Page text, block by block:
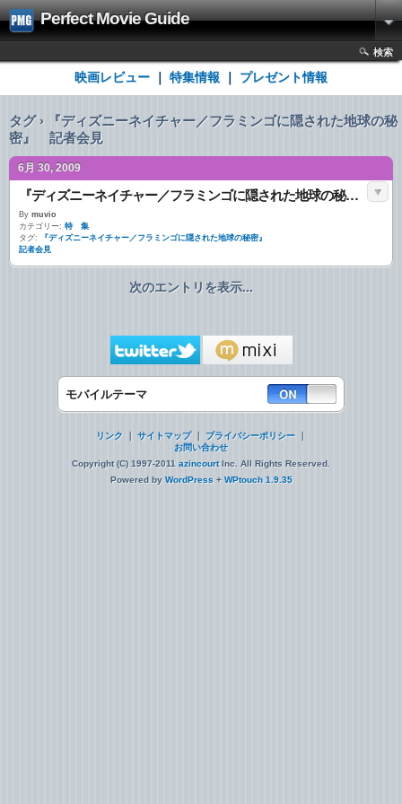
Perfect Movie Guide
検索
映画レビュー 特集情報 プレゼント情報
タグ › 『ディズニーネイチャー／フラミンゴに隠された地球の秘
密』 記者会見
6月 30, 2009
『ディズニーネイチャー／フラミンゴに隠された地球の秘密』 記者会見
By muvio
カテゴリー: 特 集
タグ:
『ディズニーネイチャー／フラミンゴに隠された地球の秘密』
記者会見
次のエントリを表示...
モバイルテーマ
リンク ｜ サイトマップ｜ プライバシーポリシー｜
お問い合わせ
Copyright (C) 1997-2011 azincourtInc. All Rights Reserved.
Powered by WordPress + WPtouch 1.9.35